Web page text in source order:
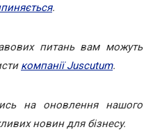
.
питань вам можуть
компанії Juscutum.
на оновлення нашого
новин для бізнесу.